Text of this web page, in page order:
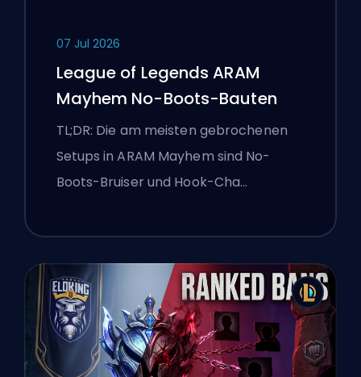
07 Jul 2026
League of Legends ARAM
Mayhem No-Boots-Bauten
TL;DR: Die am meisten gebrochenen
Setups in ARAM Mayhem sind No-
Boots-Bruiser und Hook-Cha…